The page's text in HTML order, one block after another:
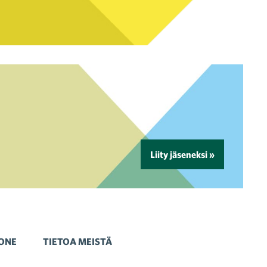
Liity jäseneksi »
TIETOA MEISTÄ